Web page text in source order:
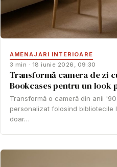
AMENAJARI INTERIOARE
3 min · 18 iunie 2026, 09:30
Transformă camera de zi
Bookcases pentru un look
Transformă o cameră din anii
personalizat folosind bibliotecile
doar…